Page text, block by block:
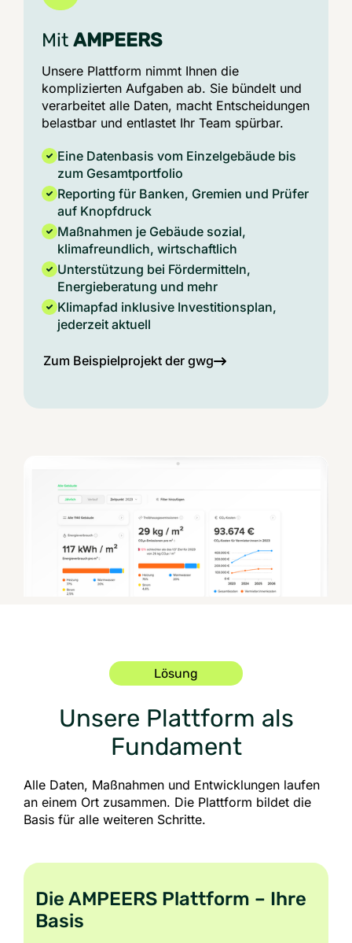
MitAMPEERS
Unsere Plattform nimmt Ihnen die
komplizierten Aufgaben ab. Sie bündelt und
verarbeitet alle Daten, macht Entscheidungen
belastbar und entlastet Ihr Team spürbar.
Eine Datenbasis vom Einzelgebäude bis
zum Gesamtportfolio
Reporting für Banken, Gremien und Prüfer
auf Knopfdruck
Maßnahmen je Gebäude sozial,
klimafreundlich, wirtschaftlich
Unterstützung bei Fördermitteln,
Energieberatung und mehr
Klimapfad inklusive Investitionsplan,
jederzeit aktuell
Zum Beispielprojekt der gwg
Lösung
Unsere Plattform als
Fundament
Alle Daten, Maßnahmen und Entwicklungen laufen
an einem Ort zusammen. Die Plattform bildet die
Basis für alle weiteren Schritte.
Die AMPEERS Plattform – Ihre
Basis